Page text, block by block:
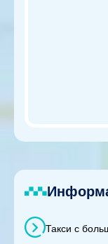
Такси с